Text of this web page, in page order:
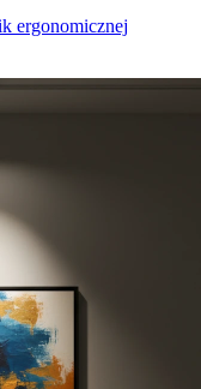
ergonomicznej